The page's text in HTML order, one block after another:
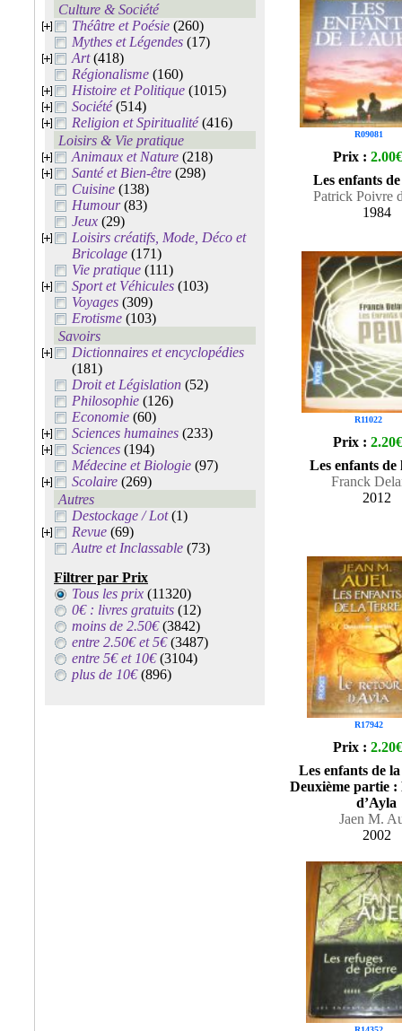
Culture & Société
Théâtre et Poésie (260)
Mythes et Légendes (17)
Art(418)
Régionalisme (160)
Histoire et Politique (1015)
Société(514)
Religion et Spiritualité(416)
Loisirs & Vie pratique
Animaux et Nature (218)
Santé et Bien-être (298)
Cuisine (138)
Humour(83)
Jeux (29)
Loisirs créatifs, Mode, Déco et
Bricolage (171)
Vie pratique (111)
Sport et Véhicules (103)
Voyages (309)
Erotisme (103)
Savoirs
Dictionnaires et encyclopédies
(181)
Droit et Législation (52)
Philosophie (126)
Economie (60)
Sciences humaines (233)
Sciences (194)
Médecine et Biologie (97)
Scolaire (269)
Autres
Destockage / Lot(1)
Revue (69)
Autre et Inclassable (73)
Filtrer par Prix
Tous les prix (11320)
0€ : livres gratuits (12)
moins de 2.50€(3842)
entre 2.50€ et 5€(3487)
entre 5€ et 10€(3104)
plus de 10€(896)
R09081
Prix : 2.00€
Les enfants
Patrick Poivre
1984
R11022
Prix : 2.20€
Les enfants de
Franck
2012
R17942
Prix : 2.20€
Les enfants de
Deuxième partie
d’Ayla
Jaen M.
2002